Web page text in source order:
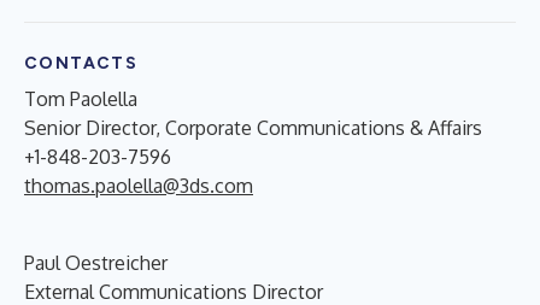
CONTACTS
Tom Paolella
Senior Director, Corporate Communications & Affairs
+1-848-203-7596
thomas.paolella@3ds.com
Paul Oestreicher
External Communications Director